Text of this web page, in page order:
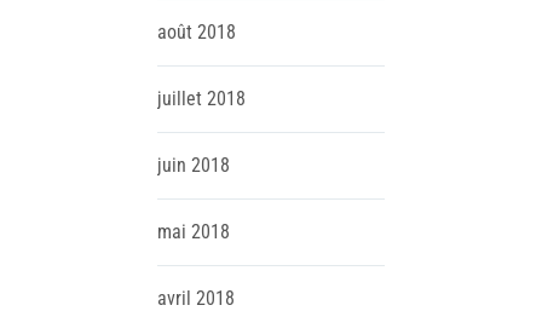
août 2018
juillet 2018
juin 2018
mai 2018
avril 2018